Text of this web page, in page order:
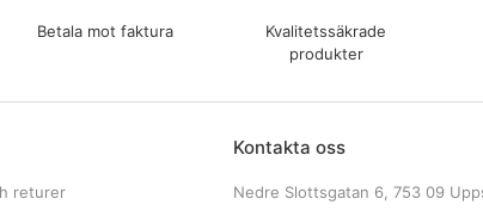
Betala mot faktura
Kvalitetssäkrade
produkter
returer
Kontakta oss
Nedre Slottsgatan 6, 753 09